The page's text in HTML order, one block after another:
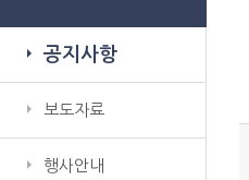
공지사항
보도자료
행사안내